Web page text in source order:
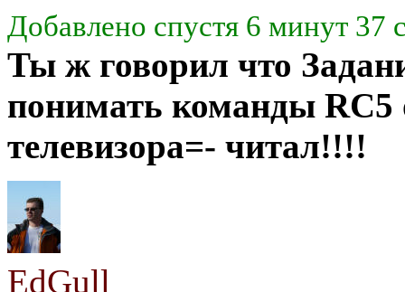
Добавлено спустя 6 минут 37
Ты ж говорил что
понимать команды
телевизора=- читал!!!!
EdGull